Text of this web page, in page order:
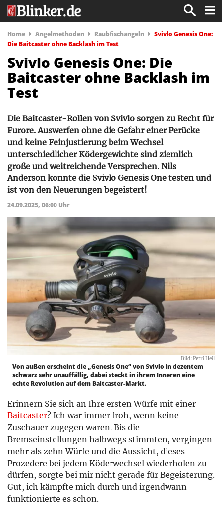
Home Angelmethoden Raubfischangeln
Svivlo Genesis One:
Die Baitcaster ohne Backlash im Test
Svivlo Genesis One: Die
Baitcaster ohne Backlash im
Test
Die Baitcaster-Rollen von Svivlo sorgen zu Recht für
Furore. Auswerfen ohne die Gefahr einer Perücke
und keine Feinjustierung beim Wechsel
unterschiedlicher Ködergewichte sind ziemlich
große und weitreichende Versprechen. Nils
Anderson konnte die Svivlo Genesis One testen und
ist von den Neuerungen begeistert!
24.09.2025, 06:00 Uhr
Bild: Petri Heil
Von außen erscheint die „Genesis One“ von Svivlo in dezentem
schwarz sehr unauffällig, dabei steckt in ihrem Inneren eine
echte Revolution auf dem Baitcaster-Markt.
Erinnern Sie sich an Ihre ersten Würfe mit einer
Baitcaster? Ich war immer froh, wenn keine
Zuschauer zugegen waren. Bis die
Bremseinstellungen halbwegs stimmten, vergingen
mehr als zehn Würfe und die Aussicht, dieses
Prozedere bei jedem Köderwechsel wiederholen zu
dürfen, sorgte bei mir nicht gerade für Begeisterung.
Gut, ich kämpfte mich durch und irgendwann
funktionierte es schon.